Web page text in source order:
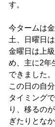
す。
今タームは
土、日曜日
金曜日は上
め、主に2年
できました。
この日の自
タイミング
り、移るの
ぎたりとな